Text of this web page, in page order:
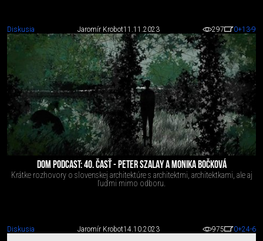
Diskusia Jaromír Krobot11.11.2023 297 0+13-9
DOM PODCAST: 40. ČASŤ - PETER SZALAY A MONIKA BOČKOVÁ
Krátke rozhovory o slovenskej architektúre s architektmi, architektkami, ale aj
ľuďmi mimo odboru.
Diskusia Jaromír Krobot14.10.2023 975 0+24-6